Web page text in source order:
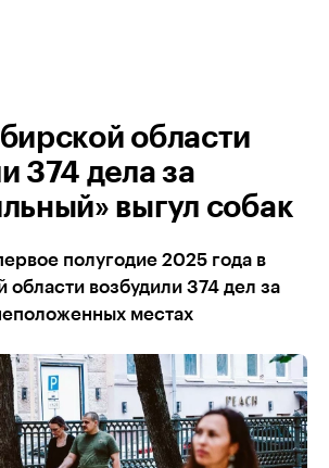
области
374 дела за
выгул собак
полугодие 2025 года в
области возбудили 374 дел за
местах